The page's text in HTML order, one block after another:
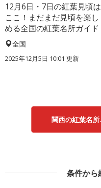
12月6日・7日の紅葉見頃は
ここ！まだまだ見頃を楽し
める全国の紅葉名所ガイド
全国
2025年12月5日 10:01 更新
関西の紅葉名
条件から